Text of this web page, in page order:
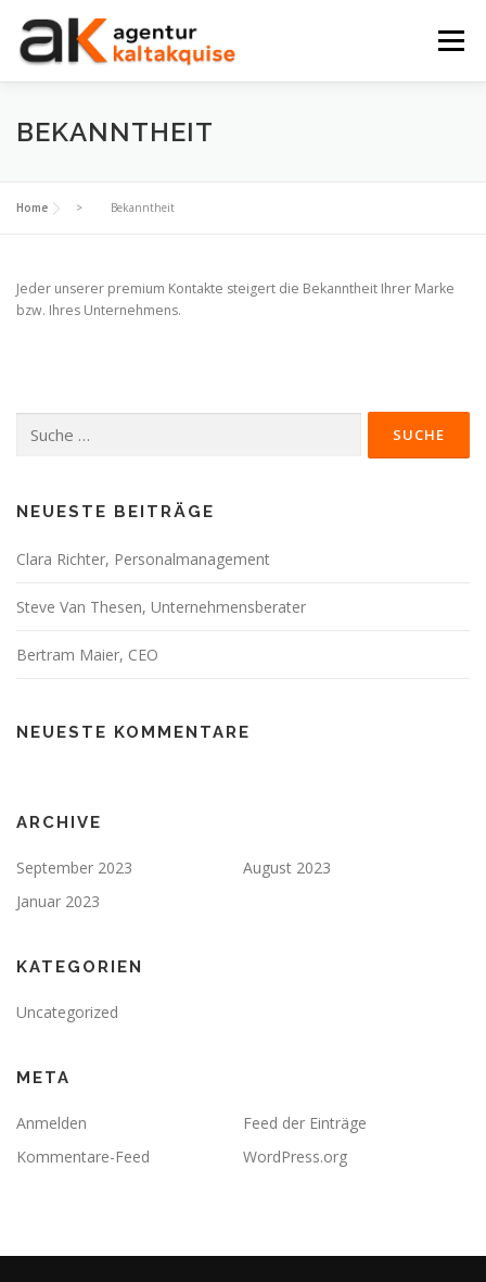
Inhalt
springen
Menü
KONTAKT DER UNTERSCHIED
BEKANNTHEIT
Home > Bekanntheit
Jeder unserer premium Kontakte steigert die Bekanntheit Ihrer Marke
bzw. Ihres Unternehmens.
nach:
NEUESTE BEITRÄGE
Clara Richter, Personalmanagement
Steve Van Thesen, Unternehmensberater
Bertram Maier, CEO
NEUESTE KOMMENTARE
ARCHIVE
September 2023
August 2023
Januar 2023
KATEGORIEN
Uncategorized
META
Anmelden
Feed der Einträge
Kommentare-Feed
WordPress.org